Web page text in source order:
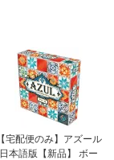
【宅配便のみ】アズール
日本語版【新品】 ボー